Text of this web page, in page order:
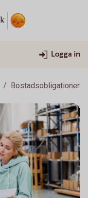
Logga in
Bostadsobligationer